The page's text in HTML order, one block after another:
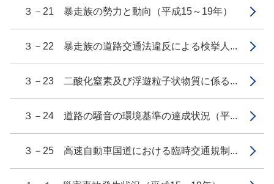
３－21 暴走族の勢力と動向（平成15～19年）
３－22 暴走族の道路交通法違反による検挙人...
３－23 二酸化窒素及び浮遊粒子状物質に係る...
３－24 道路の騒音の環境基準の達成状況（平...
３－25 高速自動車国道における臨時交通規制...